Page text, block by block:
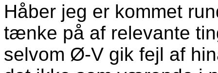
Håber jeg er kommet
tænke på af relevante
selvom Ø-V gik fejl af